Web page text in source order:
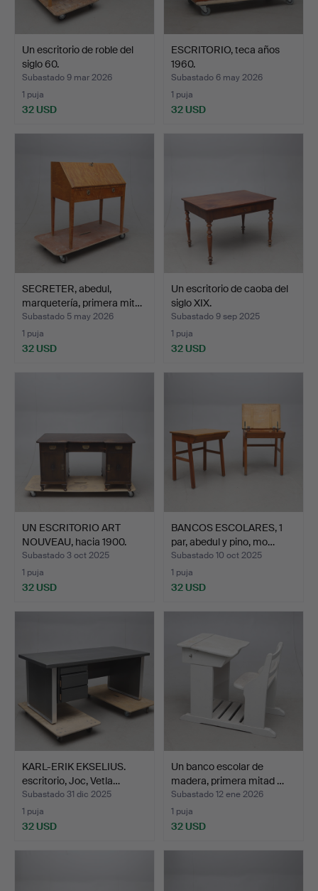
Un escritorio de roble del
siglo 60.
Subastado 9 mar 2026
1 puja
32 USD
ESCRITORIO, teca años
1960.
Subastado 6 may 2026
1 puja
32 USD
SECRETER, abedul,
marquetería, primera mit…
Subastado 5 may 2026
1 puja
32 USD
Un escritorio de caoba del
siglo XIX.
Subastado 9 sep 2025
1 puja
32 USD
UN ESCRITORIO ART
NOUVEAU, hacia 1900.
Subastado 3 oct 2025
1 puja
32 USD
BANCOS ESCOLARES, 1
par, abedul y pino, mo…
Subastado 10 oct 2025
1 puja
32 USD
KARL-ERIK EKSELIUS.
escritorio, Joc, Vetla…
Subastado 31 dic 2025
1 puja
32 USD
Un banco escolar de
madera, primera mitad …
Subastado 12 ene 2026
1 puja
32 USD